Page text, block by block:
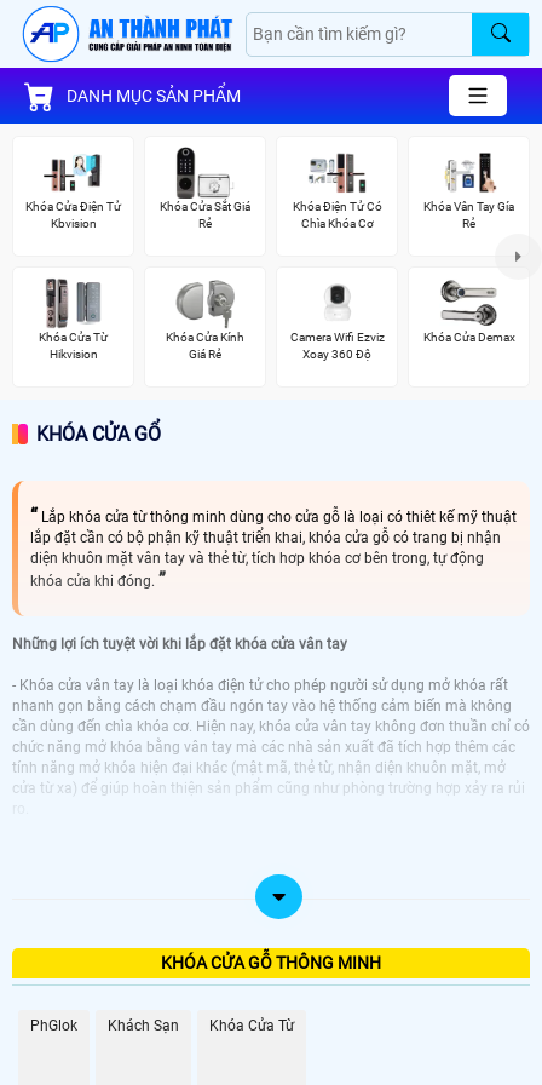
DANH MỤC SẢN PHẨM
Khóa Cửa Điện Tử
Kbvision
Khóa Cửa Sắt Giá
Rẻ
Khóa Điện Tử Có
Chìa Khóa Cơ
Khóa Vân Tay Gía
Rẻ
Khóa Cửa Từ
Hikvision
Khóa Cửa Kính
Giá Rẻ
Camera Wifi Ezviz
Xoay 360 Độ
Khóa Cửa Demax
KHÓA CỬA GỔ
Lắp khóa cửa từ thông minh dùng cho cửa gỗ là loại có thiêt kế mỹ thuật
lắp đặt cần có bộ phận kỹ thuật triển khai, khóa cửa gỗ có trang bị nhận
diện khuôn mặt vân tay và thẻ từ, tích hơp khóa cơ bên trong, tự động
khóa cửa khi đóng.
Những lợi ích tuyệt vời khi lắp đặt khóa cửa vân tay
- Khóa cửa vân tay là loại khóa điện tử cho phép người sử dụng mở khóa rất
nhanh gọn bằng cách chạm đầu ngón tay vào hệ thống cảm biến mà không
cần dùng đến chìa khóa cơ. Hiện nay, khóa cửa vân tay không đơn thuần chỉ có
chức năng mở khóa bằng vân tay mà các nhà sản xuất đã tích hợp thêm các
tính năng mở khóa hiện đại khác (mật mã, thẻ từ, nhận diện khuôn mặt, mở
cửa từ xa) để giúp hoàn thiện sản phẩm cũng như phòng trường hợp xảy ra rủi
KHÓA CỬA GỖ THÔNG MINH
PhGlok Khách Sạn Khóa Cửa Từ